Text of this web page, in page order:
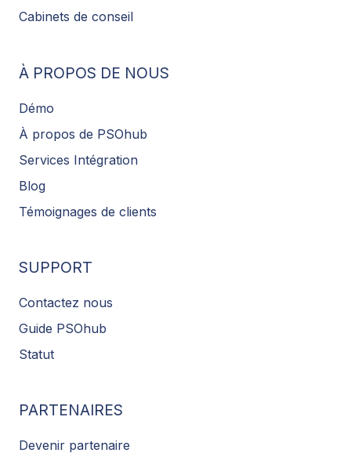
Cabinets de conseil
À PROPOS DE NOUS
Démo
À propos de PSOhub
Services Intégration
Blog
Témoignages de clients
SUPPORT
Contactez nous
Guide PSOhub
Statut
PARTENAIRES
Devenir partenaire